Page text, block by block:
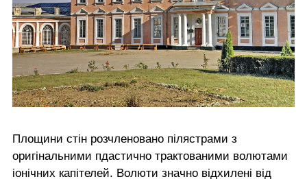
Площини стін розчленовано пілястрами з
оригінальними пдастично трактованими волютами
іонічних капітелей. Волюти значно відхилені від